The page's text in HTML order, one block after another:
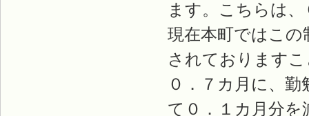
ます。こちらは
現在本町ではこ
されております
０．７カ月に、
て０．１カ月分